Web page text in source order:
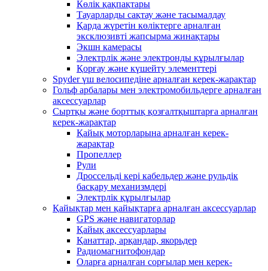
Көлік қақпақтары
Тауарларды сақтау және тасымалдау
Қарда жүретін көліктерге арналған
эксклюзивті жапсырма жинақтары
Экшн камерасы
Электрлік және электронды құрылғылар
Қорғау және күшейту элементтері
Spyder үш велосипедіне арналған керек-жарақтар
Гольф арбалары мен электромобильдерге арналған
аксессуарлар
Сыртқы және борттық қозғалтқыштарға арналған
керек-жарақтар
Қайық моторларына арналған керек-
жарақтар
Пропеллер
Рули
Дроссельді кері кабельдер және рульдік
басқару механизмдері
Электрлік құрылғылар
Қайықтар мен қайықтарға арналған аксессуарлар
GPS және навигаторлар
Қайық аксессуарлары
Қанаттар, арқандар, якорьдер
Радиомагнитофондар
Оларға арналған сорғылар мен керек-